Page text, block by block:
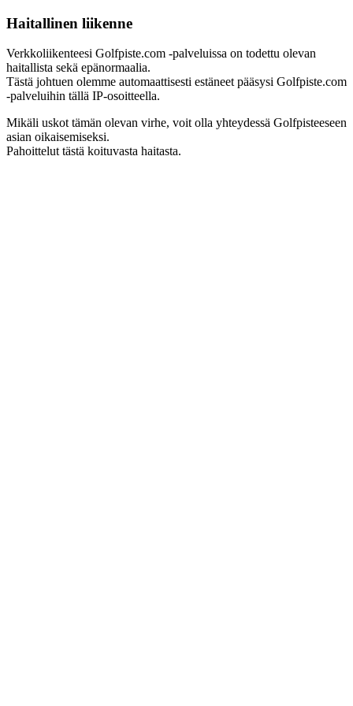
Haitallinen liikenne
Verkkoliikenteesi Golfpiste.com -palveluissa on todettu olevan
haitallista sekä epänormaalia.
Tästä johtuen olemme automaattisesti estäneet pääsysi Golfpiste.com
-palveluihin tällä IP-osoitteella.
Mikäli uskot tämän olevan virhe, voit olla yhteydessä Golfpisteeseen
asian oikaisemiseksi.
Pahoittelut tästä koituvasta haitasta.